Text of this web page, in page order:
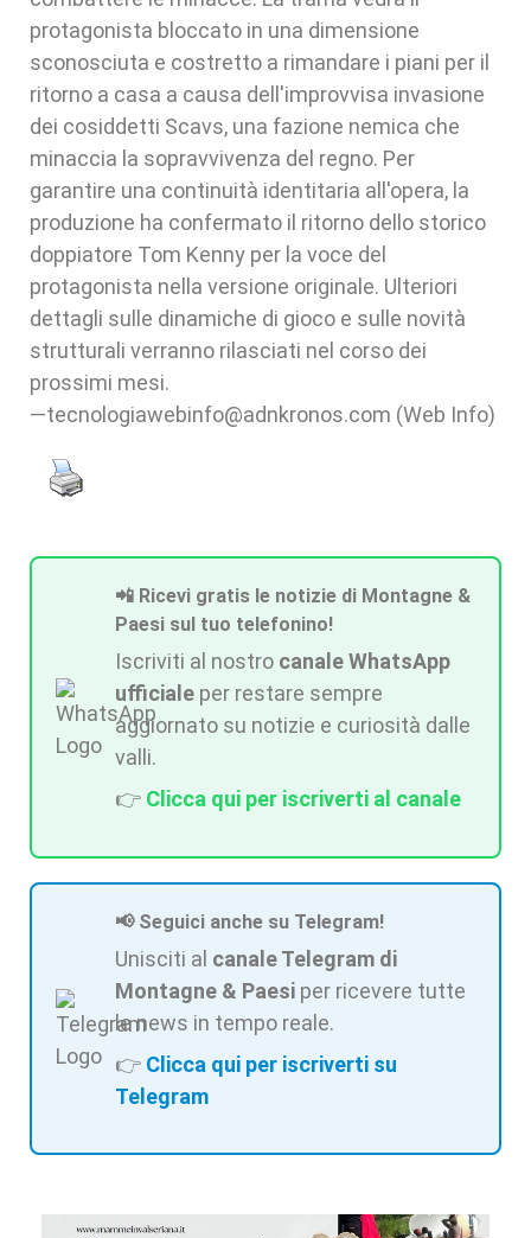
protagonista bloccato in una dimensione
sconosciuta e costretto a rimandare i piani per il
ritorno a casa a causa dell'improvvisa invasione
dei cosiddetti Scavs, una fazione nemica che
minaccia la sopravvivenza del regno. Per
garantire una continuità identitaria all'opera, la
produzione ha confermato il ritorno dello storico
doppiatore Tom Kenny per la voce del
protagonista nella versione originale. Ulteriori
dettagli sulle dinamiche di gioco e sulle novità
strutturali verranno rilasciati nel corso dei
prossimi mesi.
—tecnologiawebinfo@adnkronos.com (Web Info)
📲 Ricevi gratis le notizie di Montagne &
Paesi sul tuo telefonino!
Iscriviti al nostro canale WhatsApp
ufficiale per restare sempre
aggiornato su notizie e curiosità dalle
valli.
👉 Clicca qui per iscriverti al canale
📢 Seguici anche su Telegram!
Unisciti al canale Telegram di
Montagne & Paesi per ricevere tutte
le news in tempo reale.
👉 Clicca qui per iscriverti su
Telegram